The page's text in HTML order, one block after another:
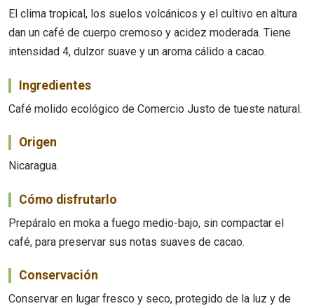
El clima tropical, los suelos volcánicos y el cultivo en altura
dan un café de cuerpo cremoso y acidez moderada. Tiene
intensidad 4, dulzor suave y un aroma cálido a cacao.
Ingredientes
Café molido ecológico de Comercio Justo de tueste natural.
Origen
Nicaragua.
Cómo disfrutarlo
Prepáralo en moka a fuego medio-bajo, sin compactar el
café, para preservar sus notas suaves de cacao.
Conservación
Conservar en lugar fresco y seco, protegido de la luz y de